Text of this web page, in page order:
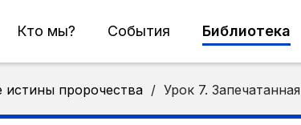
Кто мы? События Библиотека
пророчества / Урок 7.